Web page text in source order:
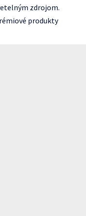
zdrojom.
produkty